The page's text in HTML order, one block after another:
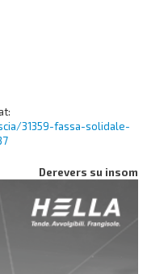
31359-fassa-solidale-
Derevers su insom